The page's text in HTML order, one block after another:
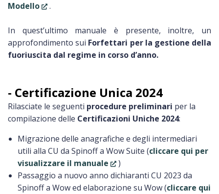
Modello
.
In quest’ultimo manuale è presente, inoltre, un
approfondimento sui Forfettari per la gestione della
fuoriuscita dal regime in corso d’anno.
- Certificazione Unica 2024
Rilasciate le seguenti procedure preliminari per la
compilazione delle Certificazioni Uniche 2024:
Migrazione delle anagrafiche e degli intermediari
utili alla CU da Spinoff a Wow Suite (cliccare qui per
visualizzare il manuale
)
Passaggio a nuovo anno dichiaranti CU 2023 da
Spinoff a Wow ed elaborazione su Wow (cliccare qui